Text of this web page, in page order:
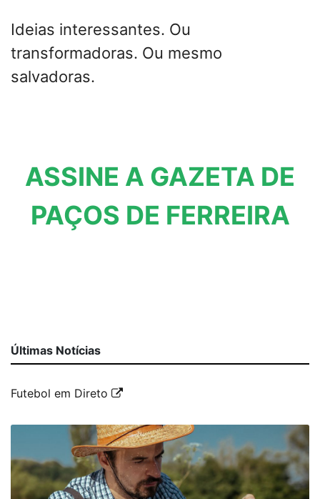
Ideias interessantes. Ou
transformadoras. Ou mesmo
salvadoras.
ASSINE A GAZETA DE
PAÇOS DE FERREIRA
Últimas Notícias
Futebol em Direto